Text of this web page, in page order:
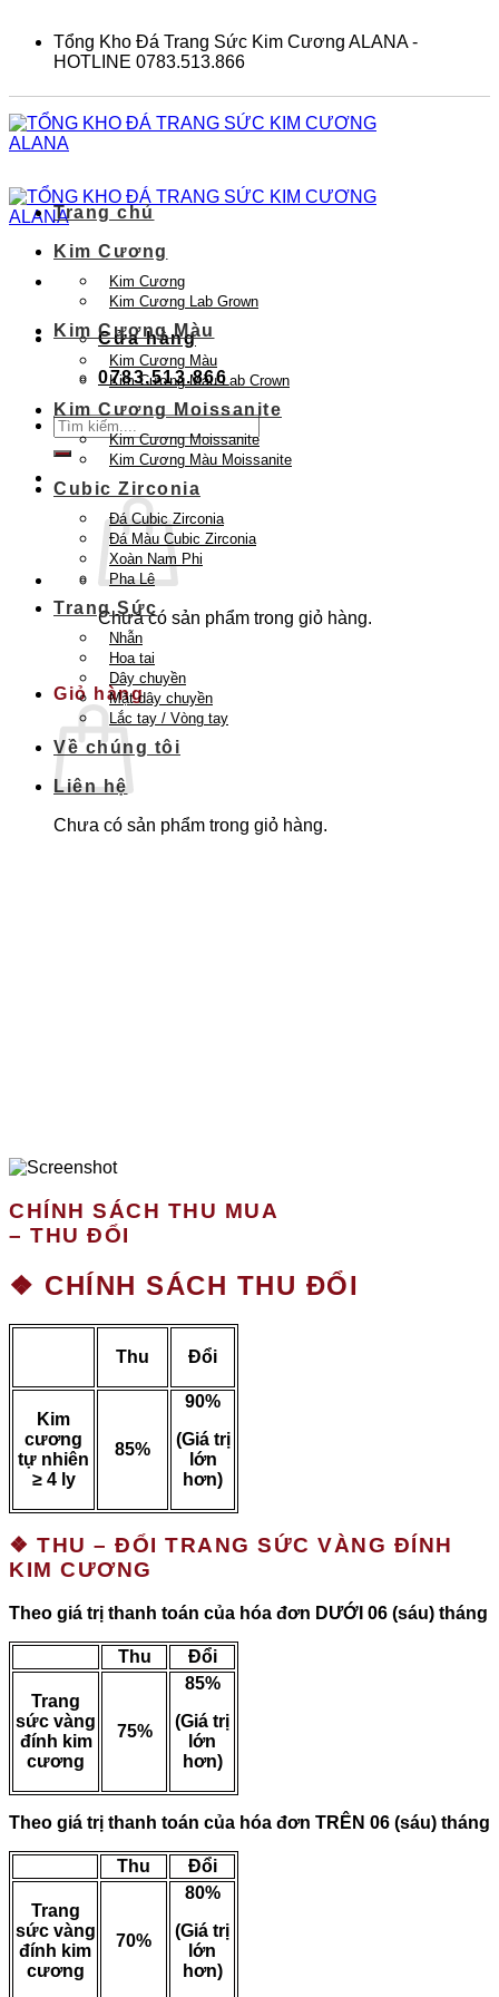
content
Tổng Kho Đá Trang Sức Kim Cương ALANA -
HOTLINE 0783.513.866
Cửa hàng
0783.513.866
Tìm
kiếm:
Chưa có sản phẩm trong giỏ hàng.
Quay trở lại cửa hàng
Giỏ hàng
Chưa có sản phẩm trong giỏ hàng.
Trang chủ
Kim Cương
Kim Cương
Kim Cương Lab Grown
Kim Cương Màu
Kim Cương Màu
Kim Cương Màu Lab Crown
Kim Cương Moissanite
Kim Cương Moissanite
Kim Cương Màu Moissanite
Cubic Zirconia
Đá Cubic Zirconia
Đá Màu Cubic Zirconia
Xoàn Nam Phi
Pha Lê
Trang Sức
Nhẫn
Hoa tai
Dây chuyền
Mặt dây chuyền
Lắc tay / Vòng tay
Về chúng tôi
Liên hệ
CHÍNH SÁCH THU MUA
– THU ĐỔI
❖ CHÍNH SÁCH THU ĐỔI
Thu Đổi
Kim
cương
tự nhiên
≥ 4 ly
85%
90%
(Giá trị
lớn
hơn)
❖ THU – ĐỔI TRANG SỨC VÀNG ĐÍNH
KIM CƯƠNG
Theo giá trị thanh toán của hóa đơn DƯỚI 06 (sáu) tháng
Thu Đổi
Trang
sức vàng
đính kim
cương
75%
85%
(Giá trị
lớn
hơn)
Theo giá trị thanh toán của hóa đơn TRÊN 06 (sáu) tháng
Thu Đổi
Trang
sức vàng
đính kim
cương
70%
80%
(Giá trị
lớn
hơn)